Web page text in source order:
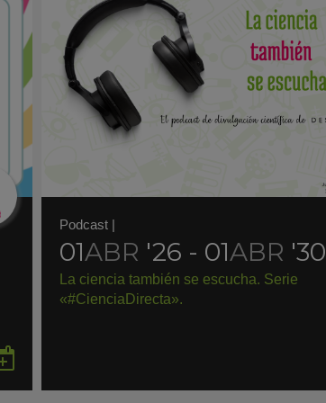
en
Podcast|
01ABR '26 - 01ABR '30
La ciencia también se escucha. Serie
«#CienciaDirecta».